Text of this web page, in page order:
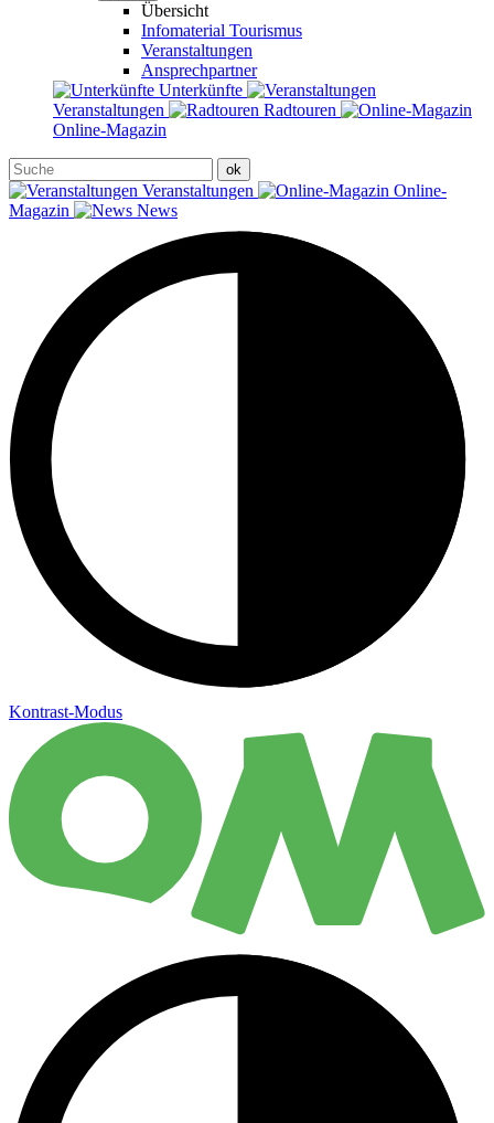
Übersicht
Infomaterial Tourismus
Veranstaltungen
Ansprechpartner
Unterkünfte
Veranstaltungen
Radtouren
Online-Magazin
Veranstaltungen
Online-
Magazin
News
Kontrast-Modus